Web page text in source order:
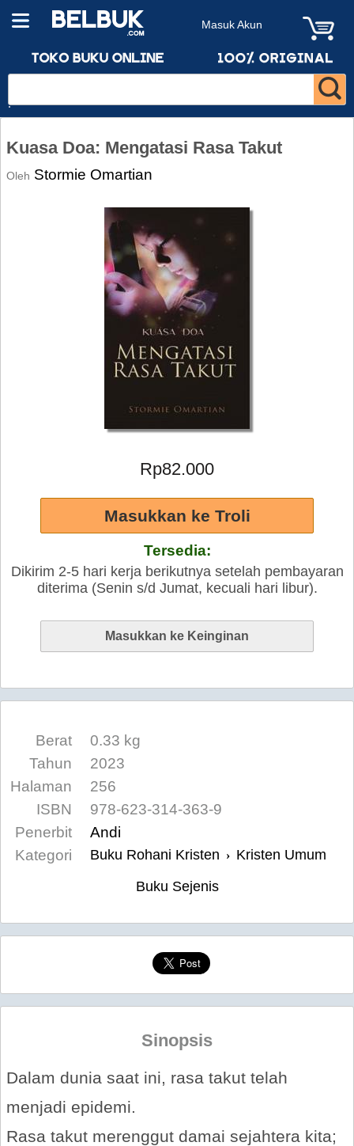
Masuk Akun
Kuasa Doa: Mengatasi Rasa Takut
Oleh Stormie Omartian
Rp82.000
Tersedia:
Dikirim 2-5 hari kerja berikutnya setelah pembayaran
diterima (Senin s/d Jumat, kecuali hari libur).
Berat
0.33 kg
Tahun
2023
Halaman
256
ISBN
978-623-314-363-9
Penerbit
Andi
Kategori
Buku Rohani Kristen › Kristen Umum
Buku Sejenis
Sinopsis
Dalam dunia saat ini, rasa takut telah
menjadi epidemi.
Rasa takut merenggut damai sejahtera kita;